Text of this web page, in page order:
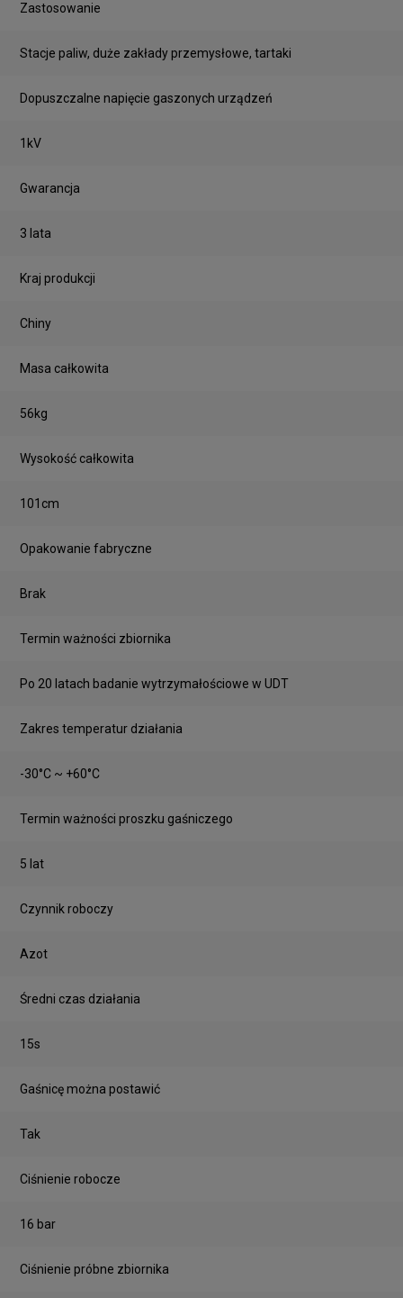
Zastosowanie
Stacje paliw, duże zakłady przemysłowe, tartaki
Dopuszczalne napięcie gaszonych urządzeń
1kV
Gwarancja
3 lata
Kraj produkcji
Chiny
Masa całkowita
56kg
Wysokość całkowita
101cm
Opakowanie fabryczne
Brak
Termin ważności zbiornika
Po 20 latach badanie wytrzymałościowe w UDT
Zakres temperatur działania
-30°C ~ +60°C
Termin ważności proszku gaśniczego
5 lat
Czynnik roboczy
Azot
Średni czas działania
15s
Gaśnicę można postawić
Tak
Ciśnienie robocze
16 bar
Ciśnienie próbne zbiornika